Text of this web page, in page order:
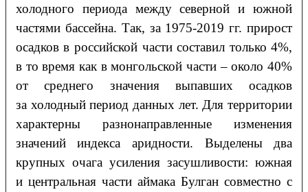
холодного периода между северной и южной
частями бассейна. Так, за 1975-2019 гг. прирост
осадков в российской части составил только 4%,
в то время как в монгольской части – около 40%
от среднего значения выпавших осадков
за холодный период данных лет. Для территории
характерны разнонаправленные изменения
значений индекса аридности. Выделены два
крупных очага усиления засушливости: южная
и центральная части аймака Булган совместно с